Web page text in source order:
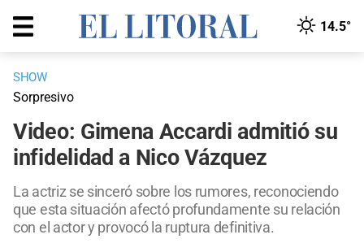
14.5°
SHOW
Sorpresivo
Video: Gimena Accardi admitió su
infidelidad a Nico Vázquez
La actriz se sinceró sobre los rumores, reconociendo
que esta situación afectó profundamente su relación
con el actor y provocó la ruptura definitiva.